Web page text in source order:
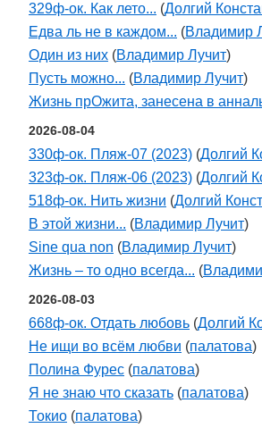
329ф-ок. Как лето... (Долгий
Едва ль не в каждом... (Владимир
Один из них (Владимир Лучит)
Пусть можно... (Владимир Лучит)
Жизнь прОжита, занесена в
2026-08-04
330ф-ок. Пляж-07 (2023) (Долгий
323ф-ок. Пляж-06 (2023) (Долгий
518ф-ок. Нить жизни (Долгий
В этой жизни... (Владимир Лучит)
Sine qua non (Владимир Лучит)
Жизнь – то одно всегда... (
2026-08-03
668ф-ок. Отдать любовь (Долгий
Не ищи во всём любви (палатова)
Полина Фурес (палатова)
Я не знаю что сказать (палатова)
Токио (палатова)